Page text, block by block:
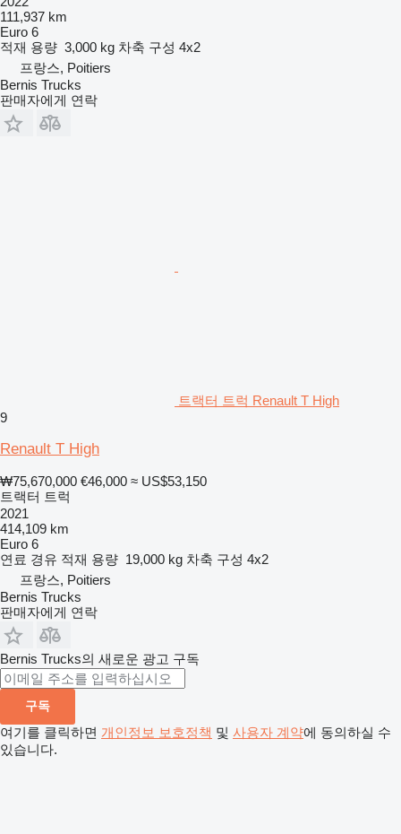
111,937 km
Euro 6
적재 용량 3,000 kg 차축 구성 4x2
프랑스, Poitiers
Bernis Trucks
판매자에게 연락
트랙터 트럭 Renault T High
9
Renault T High
₩75,670,000 €46,000 ≈ US$53,150
트랙터 트럭
2021
414,109 km
Euro 6
연료 경유 적재 용량 19,000 kg 차축 구성 4x2
프랑스, Poitiers
Bernis Trucks
판매자에게 연락
Bernis Trucks의 새로운 광고 구독
구독
여기를 클릭하면 개인정보 보호정책 및 사용자 계약에 동의하실 수
있습니다.